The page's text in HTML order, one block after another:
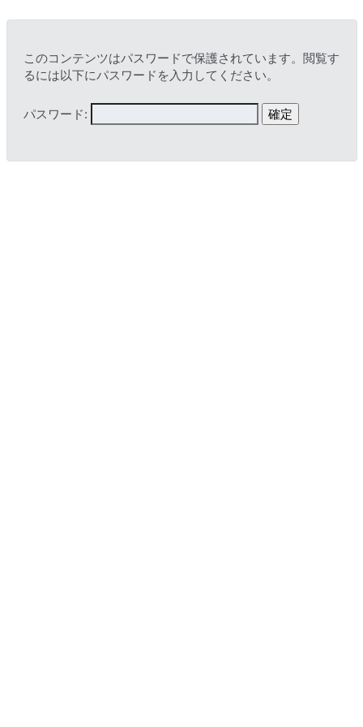
このコンテンツはパスワードで保護されています。閲覧す
るには以下にパスワードを入力してください。
パスワード: